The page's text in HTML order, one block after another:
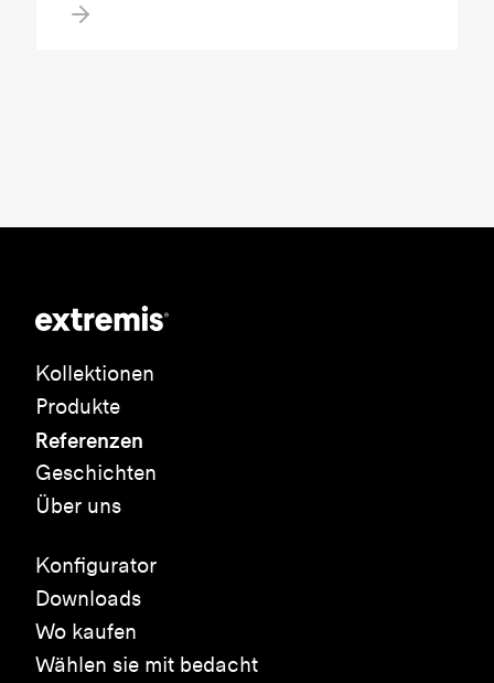
Kollektionen
Produkte
Referenzen
Geschichten
Über uns
Konfigurator
Downloads
Wo kaufen
Wählen sie mit bedacht